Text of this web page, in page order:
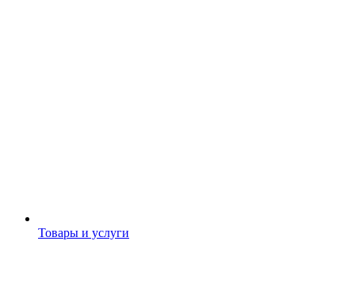
Товары и услуги